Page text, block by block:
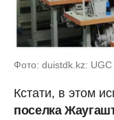
Фото: duistdk.kz: UGC
Кстати, в этом
поселка